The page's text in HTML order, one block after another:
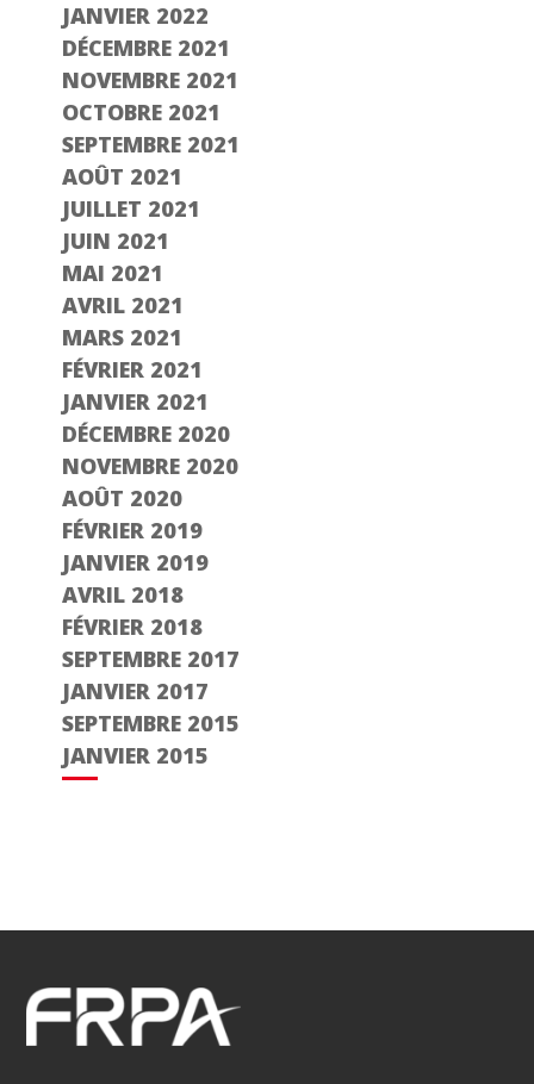
JANVIER 2022
DÉCEMBRE 2021
NOVEMBRE 2021
OCTOBRE 2021
SEPTEMBRE 2021
AOÛT 2021
JUILLET 2021
JUIN 2021
MAI 2021
AVRIL 2021
MARS 2021
FÉVRIER 2021
JANVIER 2021
DÉCEMBRE 2020
NOVEMBRE 2020
AOÛT 2020
FÉVRIER 2019
JANVIER 2019
AVRIL 2018
FÉVRIER 2018
SEPTEMBRE 2017
JANVIER 2017
SEPTEMBRE 2015
JANVIER 2015